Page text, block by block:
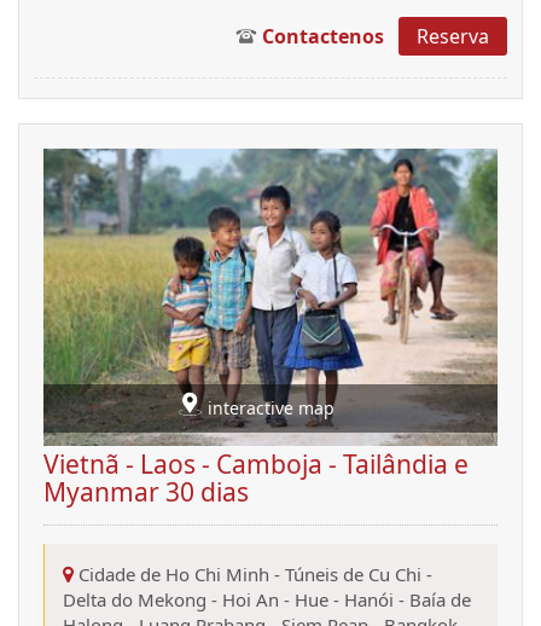
Contactenos Reserva
interactive map
Vietnã - Laos - Camboja - Tailândia e
Myanmar 30 dias
Cidade de Ho Chi Minh - Túneis de Cu Chi -
Delta do Mekong - Hoi An - Hue - Hanói - Baía de